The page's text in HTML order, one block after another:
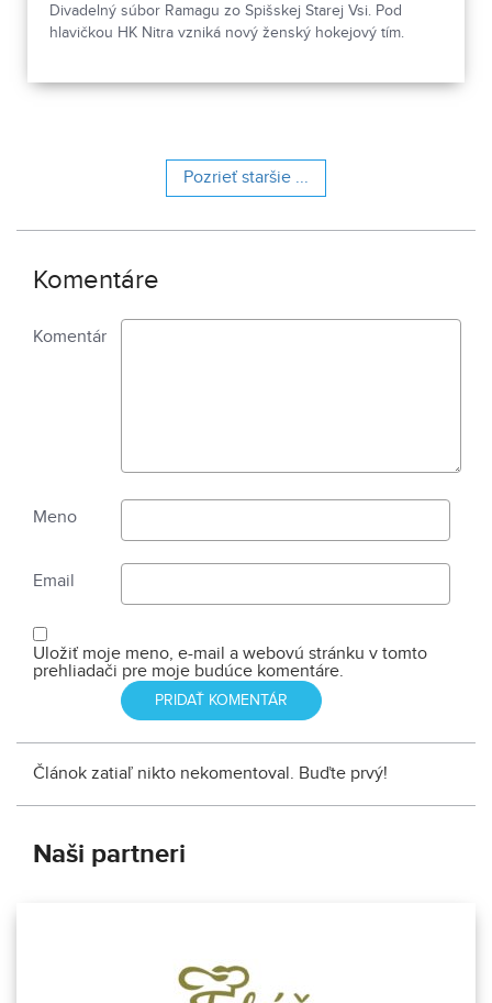
Divadelný súbor Ramagu zo Spišskej Starej Vsi. Pod
hlavičkou HK Nitra vzniká nový ženský hokejový tím.
Pozrieť staršie ...
Komentáre
Komentár
Meno
Email
Uložiť moje meno, e-mail a webovú stránku v tomto
prehliadači pre moje budúce komentáre.
Článok zatiaľ nikto nekomentoval. Buďte prvý!
Naši partneri